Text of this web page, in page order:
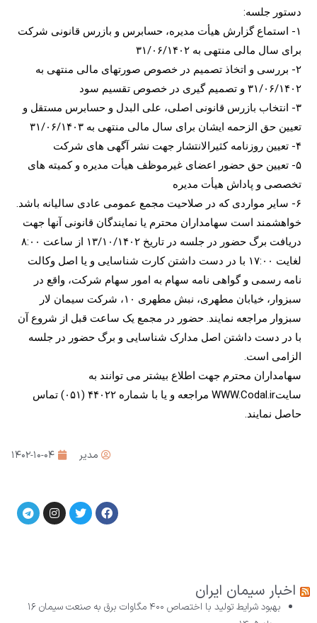
دستور جلسه:
۱- استماع گزارش هیأت مدیره، حسابرس و بازرس قانونی شرکت
برای سال مالی منتهی به ۳۱/۰۶/۱۴۰۲
۲- بررسی و اتخاذ تصمیم در خصوص صورتهای مالی منتهی به
۳۱/۰۶/۱۴۰۲ و تصمیم گیری در خصوص تقسیم سود
۳- انتخاب بازرس قانونی اصلی، علی البدل و حسابرس مستقل و
تعیین حق الزحمه ایشان برای سال مالی منتهی به ۳۱/۰۶/۱۴۰۳
۴- تعیین روزنامه کثیرالانتشار جهت نشر آگهی های شرکت
۵- تعیین حق حضور اعضای غیرموظف هیأت مدیره و کمیته های
تخصصی و پاداش هیأت مدیره
۶- سایر مواردی که در صلاحیت مجمع عمومی عادی سالیانه باشد.
خواهشمند است سهامداران محترم یا نمایندگان قانونی آنها جهت
دریافت برگ حضور در جلسه در تاریخ ۱۳/۱۰/۱۴۰۲ از ساعت ۸:۰۰
لغایت ۱۷:۰۰ با در دست داشتن کارت شناسایی و یا اصل وکالت
نامه رسمی و گواهی نامه سهام به امور سهام شرکت، واقع در
سبزوار، خیابان مطهری، نبش مطهری ۱۰، شرکت سیمان لار
سبزوار مراجعه نمایند. حضور در مجمع یک ساعت قبل از شروع آن
با در دست داشتن اصل مدارک شناسایی و برگ حضور در جلسه
الزامی است.
سهامداران محترم جهت اطلاع بیشتر می توانند به
سایتWWW.Codal.ir مراجعه و یا با شماره ۴۴۰۲۲ (۰۵۱) تماس
حاصل نمایند.
مدیر ۱۴۰۲-۱۰-۰۴
اخبار سیمان ایران
بهبود شرایط تولید با اختصاص ۴۰۰ مگاوات برق به صنعت سیمان
۱۶